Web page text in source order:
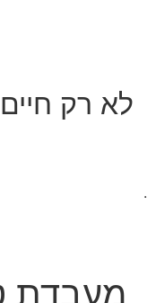
לא רק
.
מעבדת